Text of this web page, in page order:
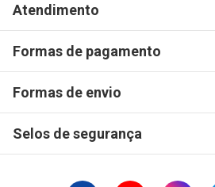
Atendimento
Formas de pagamento
Formas de envio
Selos de segurança